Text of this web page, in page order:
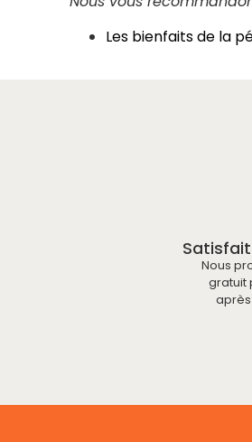
Les bienfaits de la
Nous
gratuit